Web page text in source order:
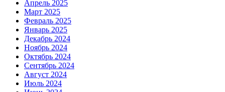
Апрель 2025
Март 2025
Февраль 2025
Январь 2025
Декабрь 2024
Ноябрь 2024
Октябрь 2024
Сентябрь 2024
Август 2024
Июль 2024